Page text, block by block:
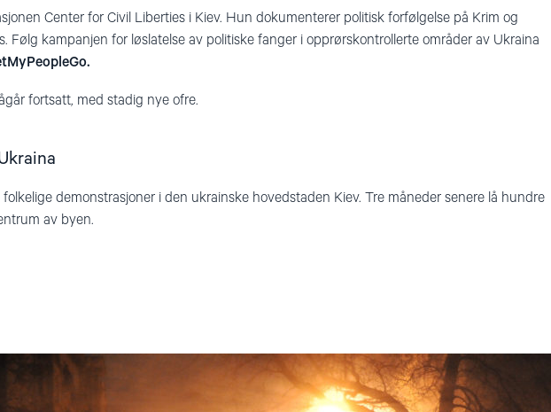
Center for Civil Liberties i Kiev. Hun dokumenterer politisk forfølgelse på Krim og
Følg kampanjen for løslatelse av politiske fanger i opprørskontrollerte områder av Ukraina
fortsatt, med stadig nye ofre.
demonstrasjoner i den ukrainske hovedstaden Kiev. Tre måneder senere lå hundre
av byen.